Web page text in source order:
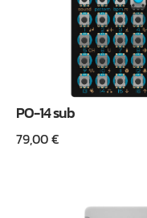
PO-14 sub
79,00€